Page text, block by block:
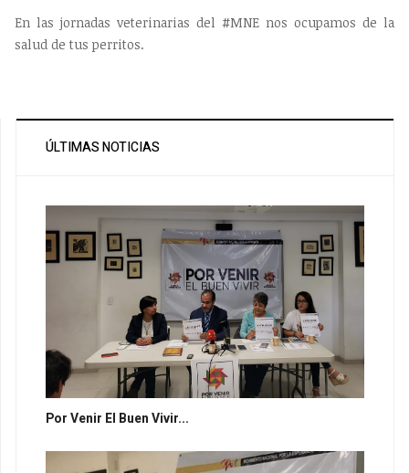
En las jornadas veterinarias del #MNE nos ocupamos de la
salud de tus perritos.
ÚLTIMAS NOTICIAS
Por Venir El Buen Vivir...